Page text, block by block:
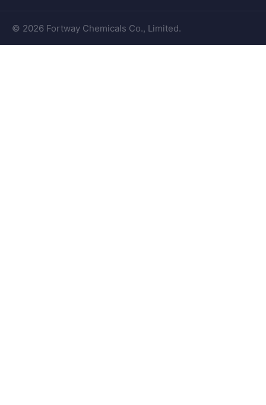
© 2026 Fortway Chemicals Co., Limited.